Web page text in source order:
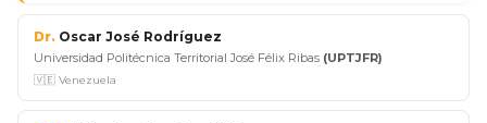
Dr. Oscar José Rodríguez
Universidad Politécnica Territorial José Félix Ribas (UPTJFR)
🇻🇪 Venezuela